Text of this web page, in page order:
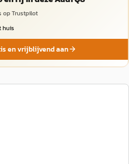
op Trustpilot
huis
en vrijblijvend aan